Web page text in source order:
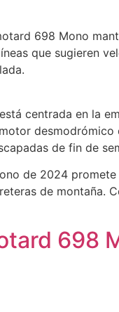
698 Mono
que sugieren
centrada en la
de fin de
de 2024
de montaña.
698